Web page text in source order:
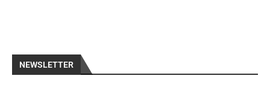
NEWSLETTER